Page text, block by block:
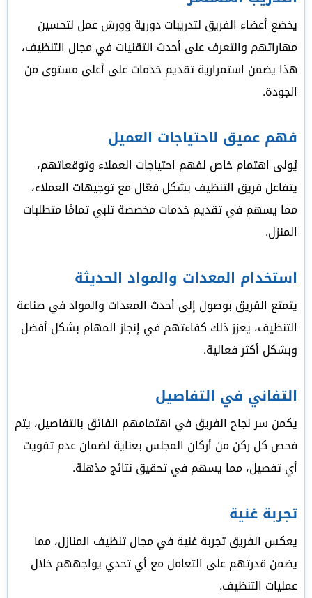
يخضع أعضاء الفريق لتدريبات دورية وورش عمل لتحسين
مهاراتهم والتعرف على أحدث التقنيات في مجال التنظيف،
هذا يضمن استمرارية تقديم خدمات على أعلى مستوى من
الجودة.
فهم عميق لاحتياجات العميل
يُولى اهتمام خاص لفهم احتياجات العملاء وتوقعاتهم،
يتفاعل فريق التنظيف بشكل فعّال مع توجيهات العملاء،
مما يسهم في تقديم خدمات مخصصة تلبي تمامًا متطلبات
المنزل.
استخدام المعدات والمواد الحديثة
يتمتع الفريق بوصول إلى أحدث المعدات والمواد في صناعة
التنظيف، يعزز ذلك كفاءتهم في إنجاز المهام بشكل أفضل
وبشكل أكثر فعالية.
التفاني في التفاصيل
يكمن سر نجاح الفريق في اهتمامهم الفائق بالتفاصيل، يتم
فحص كل ركن من أركان المجلس بعناية لضمان عدم تفويت
أي تفصيل، مما يسهم في تحقيق نتائج مذهلة.
تجربة غنية
يعكس الفريق تجربة غنية في مجال تنظيف المنازل، مما
يضمن قدرتهم على التعامل مع أي تحدي يواجههم خلال
عمليات التنظيف.